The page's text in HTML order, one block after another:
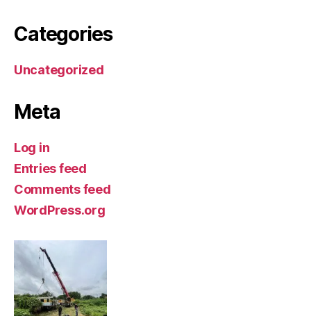
Categories
Uncategorized
Meta
Log in
Entries feed
Comments feed
WordPress.org